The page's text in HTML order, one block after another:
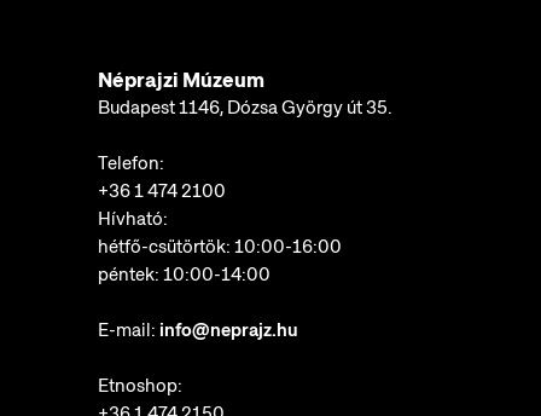
Néprajzi Múzeum
Budapest 1146, Dózsa György út 35.
Telefon:
+36 1 474 2100
Hívható:
hétfő-csütörtök: 10:00-16:00
péntek: 10:00-14:00
E-mail: info@neprajz.hu
Etnoshop: